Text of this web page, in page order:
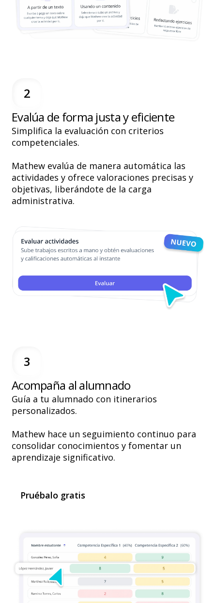
2
Evalúa de forma justa y eficiente
Simplifica la evaluación con criterios
competenciales.
Mathew evalúa de manera automática las
actividades y ofrece valoraciones precisas y
objetivas, liberándote de la carga
administrativa.
3
Acompaña al alumnado
Guía a tu alumnado con itinerarios
personalizados.
Mathew hace un seguimiento continuo para
consolidar conocimientos y fomentar un
aprendizaje significativo.
Pruébalo gratis